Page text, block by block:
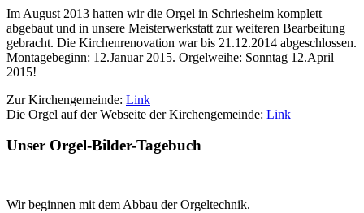
Im August 2013 hatten wir die Orgel in Schriesheim komplett
abgebaut und in unsere Meisterwerkstatt zur weiteren Bearbeitung
gebracht. Die Kirchenrenovation war bis 21.12.2014 abgeschlossen.
Montagebeginn: 12.Januar 2015. Orgelweihe: Sonntag 12.April
2015!
Zur Kirchengemeinde: Link
Die Orgel auf der Webseite der Kirchengemeinde: Link
Unser Orgel-Bilder-Tagebuch
Wir beginnen mit dem Abbau der Orgeltechnik.